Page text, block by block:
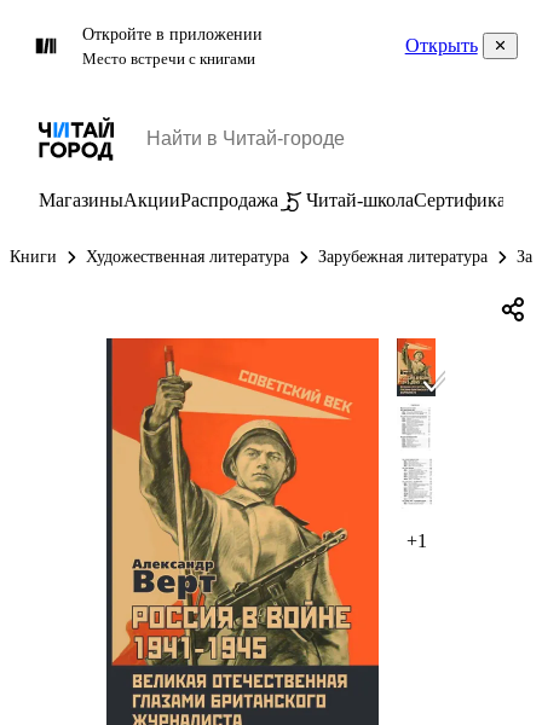
Откройте в приложении
Место встречи с книгами
Открыть
МагазиныАкцииРаспродажа Читай-школаСертификаты
Книги Художественная литература Зарубежная литература
+1